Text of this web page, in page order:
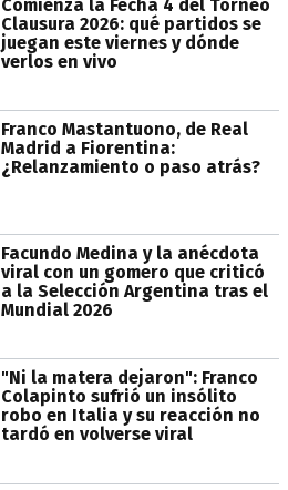
Comienza la Fecha 4 del Torneo
Clausura 2026: qué partidos se
juegan este viernes y dónde
verlos en vivo
Franco Mastantuono, de Real
Madrid a Fiorentina:
¿Relanzamiento o paso atrás?
Facundo Medina y la anécdota
viral con un gomero que criticó
a la Selección Argentina tras el
Mundial 2026
"Ni la matera dejaron": Franco
Colapinto sufrió un insólito
robo en Italia y su reacción no
tardó en volverse viral